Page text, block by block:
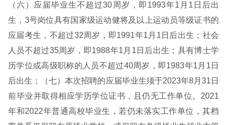
（六）应届毕业生不超过30周岁，即1993年1月1日后出
生，3号岗位具有国家级运动健将及以上运动员等级证书的
应届考生，不超过32周岁，即1991年1月1日后出生；社会
人员不超过35周岁，即1988年1月1日后出生；具有博士学
历学位或高级职称的人员不超过40周岁，即1983年1月1日
后出生；（七）本次招聘的应届毕业生须于2023年8月31日
前毕业并取得相应学历学位证书，且仍无工作单位。2021
年和2022年普通高校毕业生，若仍未落实工作单位，其档